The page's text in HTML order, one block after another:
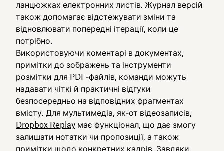
ланцюжках електронних листів. Журнал версій
також допомагає відстежувати зміни та
відновлювати попередні ітерації, коли це
потрібно.
Використовуючи коментарі в документах,
примітки до зображень та інструменти
розмітки для PDF‑файлів, команди можуть
надавати чіткі й практичні відгуки
безпосередньо на відповідних фрагментах
вмісту. Для мультимедіа, як‑от відеозаписів,
Dropbox Replay має функціонал, що дає змогу
залишати нотатки чи пропозиції, а також
примітки щодо конкретних кадрів. Завдяки